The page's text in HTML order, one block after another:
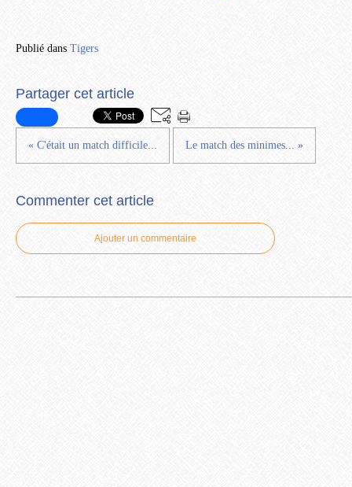
Publié dans Tigers
Partager cet article
« C'était un match difficile... Le match des minimes... »
Commenter cet article
Ajouter un commentaire